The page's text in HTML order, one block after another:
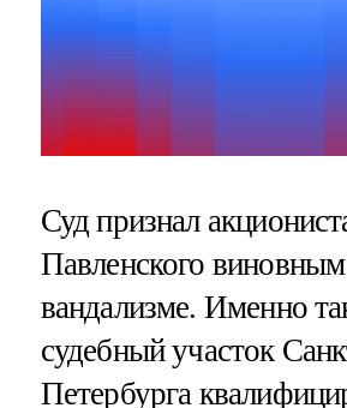
Суд признал
Павленского
вандализме. Именно
судебный участок
Петербурга